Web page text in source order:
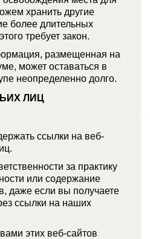
хранить другие
более длительных
требует закон.
размещенная на
может оставаться в
неопределенно долго.
ЛИЦ
ссылки на веб-
за практику
или содержание
даже если вы получаете
ссылки на наших
этих веб-сайтов